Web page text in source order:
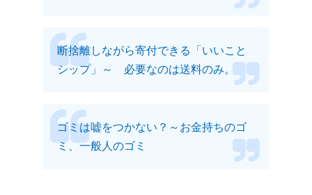
断捨離しながら寄付できる「いいこと
シップ」～ 必要なのは送料のみ。
ゴミは嘘をつかない？～お金持ちのゴ
ミ、一般人のゴミ